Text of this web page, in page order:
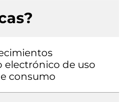
electrónico de uso
consumo